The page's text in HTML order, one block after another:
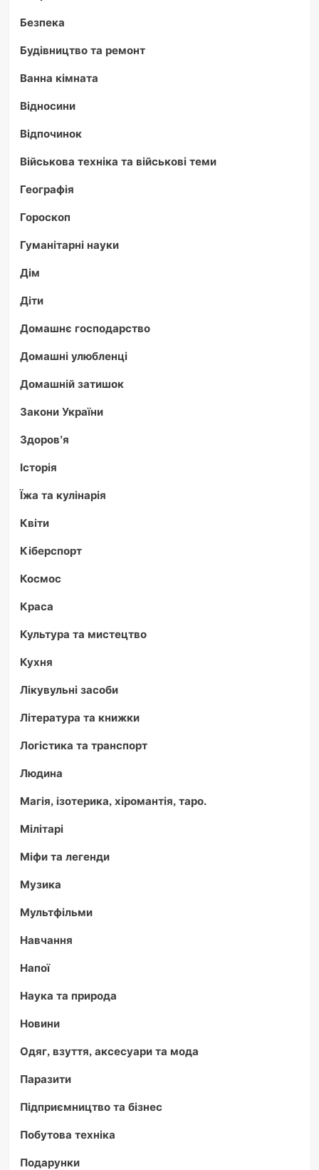
Безпека
Будівництво та ремонт
Ванна кімната
Відносини
Відпочинок
Військова техніка та військові теми
Географія
Гороскоп
Гуманітарні науки
Дім
Діти
Домашнє господарство
Домашні улюбленці
Домашній затишок
Закони України
Здоров'я
Історія
Їжа та кулінарія
Квіти
Кіберспорт
Космос
Краса
Культура та мистецтво
Кухня
Лікувульні засоби
Література та книжки
Логістика та транспорт
Людина
Магія, ізотерика, хіромантія, таро.
Мілітарі
Міфи та легенди
Музика
Мультфільми
Навчання
Напої
Наука та природа
Новини
Одяг, взуття, аксесуари та мода
Паразити
Підприємництво та бізнес
Побутова техніка
Подарунки